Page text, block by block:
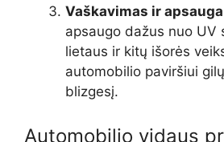
Vaškavimas ir
apsaugo dažus nuo UV
lietaus ir kitų išorės
automobilio paviršiui
blizgesį.
Automobilio vidaus